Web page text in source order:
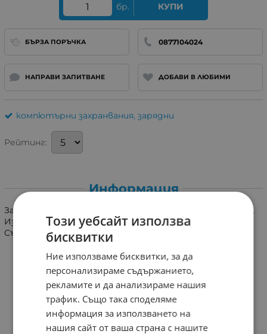
бр. КУПИ
БЪРЗА ПОРЪЧКА 0877104024
НАПРАВИ ЗАПИТВАНЕ ДОБАВИ В ЛЮБИМИ
компютърни захранвания, зарядни
Рейтинг:
Информация
Захранване за лаптоп. Входно напрежение 100-240V AC.
Изходно напрежение 20V DC 2A. Конектор 5.5x2.5mm.
Със Захранващ кабел
Този уебсайт използва
бисквитки
Ние използваме бисквитки, за да
персонализираме съдържанието,
рекламите и да анализираме нашия
трафик. Също така споделяме
информация за използването на
нашия сайт от ваша страна с нашите